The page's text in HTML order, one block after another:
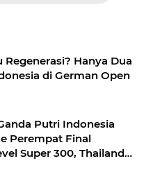
Regenerasi? Hanya Dua
di German Open
Putri Indonesia
Perempat Final
Super 300, Thailand